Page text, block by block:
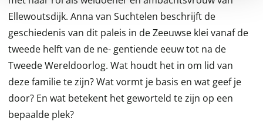
Ellewoutsdijk. Anna van Suchtelen beschrijft de
geschiedenis van dit paleis in de Zeeuwse klei vanaf de
tweede helft van de ne- gentiende eeuw tot na de
Tweede Wereldoorlog. Wat houdt het in om lid van
deze familie te zijn? Wat vormt je basis en wat geef je
door? En wat betekent het geworteld te zijn op een
bepaalde plek?